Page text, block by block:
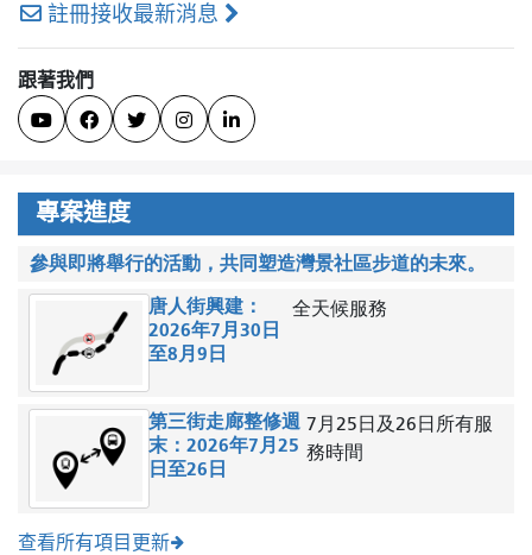
註冊接收最新消息
跟著我們
    
專案進度
參與即將舉行的活動，共同塑造灣景社區步道的未來。
唐人街興建：
2026年7月30日
至8月9日
全天候服務
第三街走廊整修週
末：2026年7月25
日至26日
7月25日及26日所有服
務時間
查看所有項目更新